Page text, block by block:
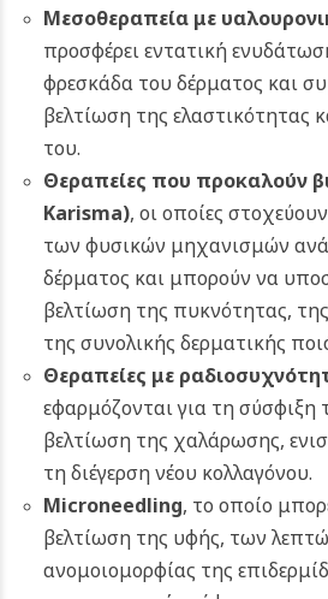
Μεσοθεραπεία με
προσφέρει εντατική
φρεσκάδα του δέρματος και
βελτίωση της ελαστικότητας
του.
Θεραπείες που προκαλούν
Karisma), οι οποίες
των φυσικών μηχανισμών
δέρματος και μπορούν να
βελτίωση της πυκνότητας,
της συνολικής δερματικής
Θεραπείες με
εφαρμόζονται για τη σύσφιξη
βελτίωση της χαλάρωσης,
τη διέγερση νέου κολλαγόνου.
Microneedling, το οποίο
βελτίωση της υφής, των
ανομοιομορφίας της